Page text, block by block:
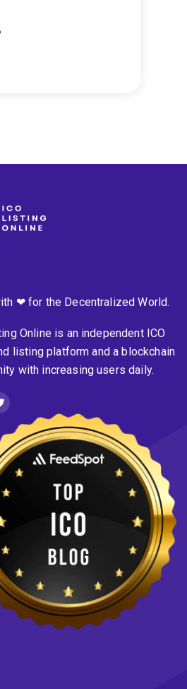
❤ for the Decentralized World.
Online is an independent ICO
listing platform and a blockchain
with increasing users daily.